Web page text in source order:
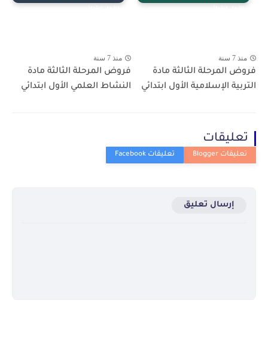
منذ 7 سنة
فروض المرحلة الثالثة مادة
التربية الإسلامية الأول ابتدائي
منذ 7 سنة
فروض المرحلة الثالثة مادة
النشاط العلمي الأول ابتدائي
تعليقات
إرسال تعليق